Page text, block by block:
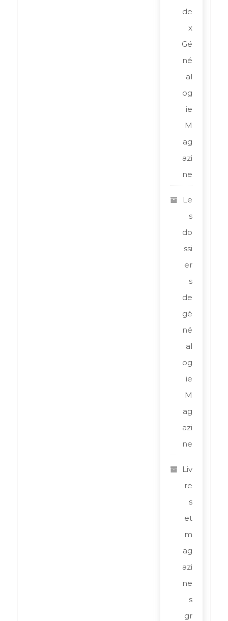
de
x
Gé
né
al
og
ie
M
ag
azi
ne
Le
s
do
ssi
er
s
de
gé
né
al
og
ie
M
ag
azi
ne
Liv
re
s
et
m
ag
azi
ne
s
gr